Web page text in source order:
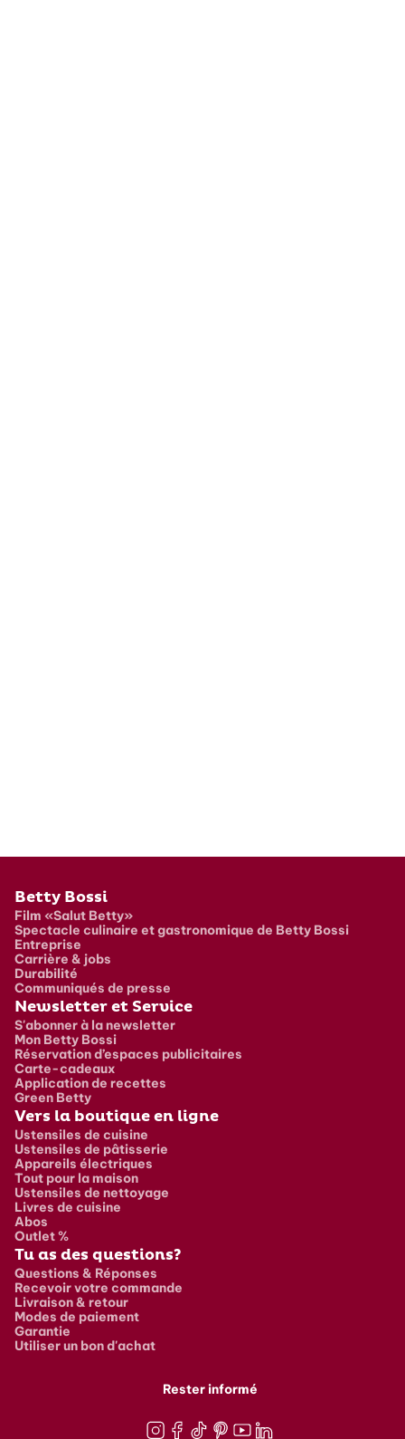
Pied de page
Betty Bossi
Film «Salut Betty»
Spectacle culinaire et gastronomique de Betty Bossi
Entreprise
Carrière & jobs
Durabilité
Communiqués de presse
Newsletter et Service
S'abonner à la newsletter
Mon Betty Bossi
Réservation d’espaces publicitaires
Carte-cadeaux
Application de recettes
Green Betty
Vers la boutique en ligne
Ustensiles de cuisine
Ustensiles de pâtisserie
Appareils électriques
Tout pour la maison
Ustensiles de nettoyage
Livres de cuisine
Abos
Outlet %
Tu as des questions?
Questions & Réponses
Recevoir votre commande
Livraison & retour
Modes de paiement
Garantie
Utiliser un bon d'achat
Rester informé